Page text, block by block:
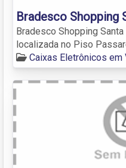
Bradesco Shopping
Bradesco Shopping
localizada no Piso
Caixas Eletrônicos em